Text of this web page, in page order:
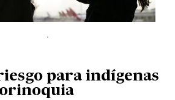
para indígenas